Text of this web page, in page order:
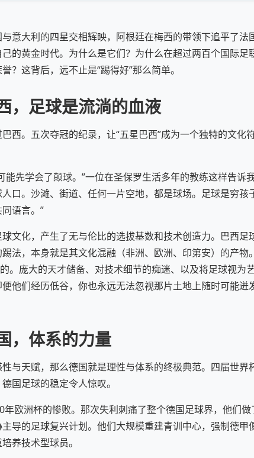
意大利的四星交相辉映，阿根廷在梅西的带领下追平了法
的黄金时代。为什么是它们？为什么在超过两百个国际足
？这背后，远不止是“踢得好”那么简单。
，足球是流淌的血液
西。五次夺冠的纪录，让“五星巴西”成为一个独特的文化
先学会了颠球。”一位在圣保罗生活多年的教练这样告诉
口。沙滩、街道、任何一片空地，都是球场。足球是穷孩
语言。”
文化，产生了无与伦比的选拔基数和技术创造力。巴西足
法，本身就是其文化混融（非洲、欧洲、印第安）的产物
。庞大的天才储备、对技术细节的痴迷、以及将足球视为
他们经历低谷，你也永远无法忽视那片土地上随时可能迸
，体系的力量
与天赋，那么德国就是理性与体系的终极典范。四届世界
国足球的稳定令人惊叹。
欧洲杯的惨败。那次失利刺痛了整个德国足球界，他们做
导的足球复兴计划。他们大规模重建青训中心，强制德甲
养技术型球员。